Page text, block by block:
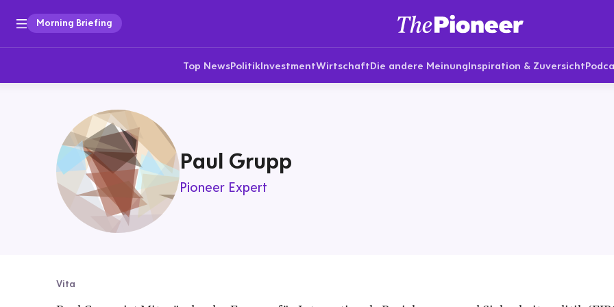
Morning Briefing
Top NewsPolitikInvestmentWirtschaftDie andere MeinungInspiration & Zuversicht
Paul Grupp
Pioneer Expert
Vita